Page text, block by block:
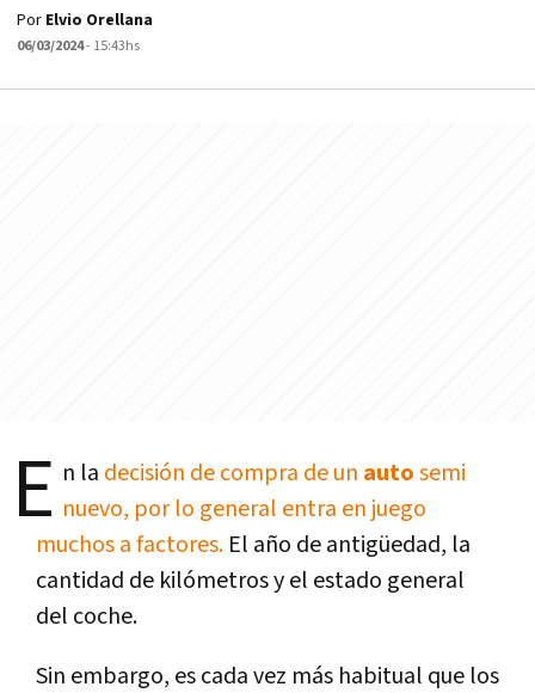
Por Elvio Orellana
06/03/2024- 15:43hs
E n la decisión de compra de un autosemi
nuevo, por lo general entra en juego
muchos a factores. El año de antigüedad, la
cantidad de kilómetros y el estado general
del coche.
Sin embargo, es cada vez más habitual que los